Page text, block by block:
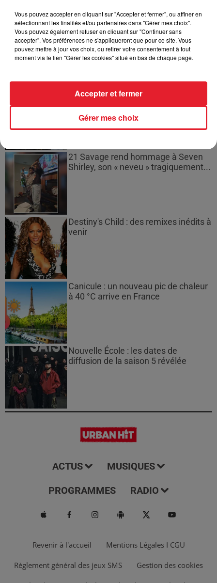
Bouches-du-Rhône : les ossements
de deux militaires disparus...
Les prix des carburants explosent :
21 Savage rend hommage à Seven
Shirley, son « neveu » tragiquement...
Destiny's Child : des remixes inédits à
venir
Canicule : un nouveau pic de chaleur
à 40 °C arrive en France
Nouvelle École : les dates de
diffusion de la saison 5 révélée
ACTUS MUSIQUES
PROGRAMMES RADIO
Revenir à l'accueil Mentions Légales I CGU
Règlement général des jeux SMS Gestion des cookies
Vous pouvez accepter en cliquant sur "Accepter et fermer", ou affiner en
sélectionnant les finalités et/ou partenaires dans "Gérer mes choix".
Vous pouvez également refuser en cliquant sur "Continuer sans
accepter". Vos préférences ne s'appliqueront que pour ce site. Vous
pouvez mettre à jour vos choix, ou retirer votre consentement à tout
moment via le lien "Gérer les cookies" situé en bas de chaque page.
Gérer mes choix
Accepter et fermer